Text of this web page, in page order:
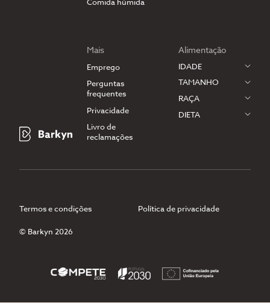
Mais
Emprego
Perguntas
frequentes
Privacidade
Livro de
reclamações
Alimentação
IDADE
TAMANHO
RAÇA
DIETA
Termos e condições Política de privacidade
© Barkyn 2026